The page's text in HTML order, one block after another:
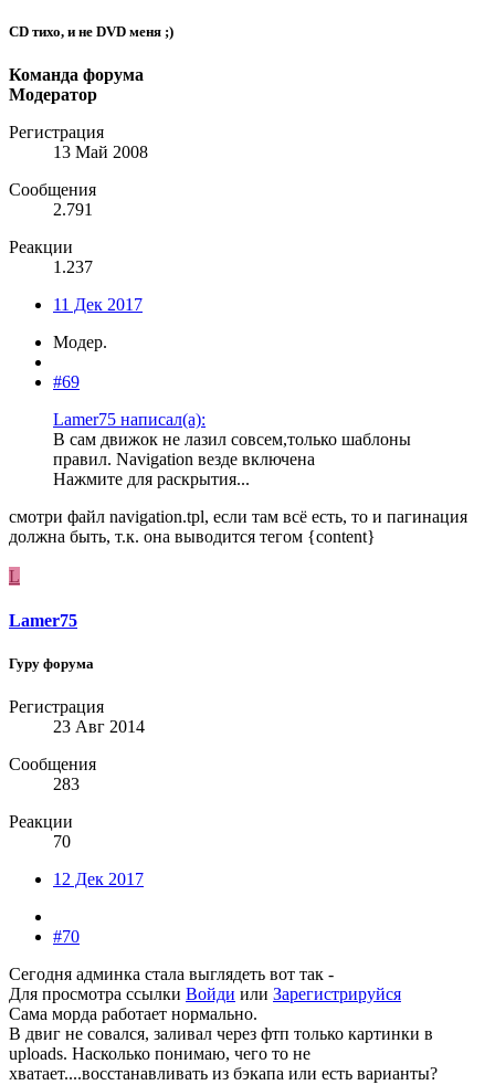
CD тихо, и не DVD меня ;)
Команда форума
Модератор
Регистрация
13 Май 2008
Сообщения
2.791
Реакции
1.237
11 Дек 2017
Модер.
#69
Lamer75 написал(а):
В сам движок не лазил совсем,только шаблоны
правил. Navigation везде включена
Нажмите для раскрытия...
смотри файл navigation.tpl, если там всё есть, то и пагинация
должна быть, т.к. она выводится тегом {content}
L
Lamer75
Гуру форума
Регистрация
23 Авг 2014
Сообщения
283
Реакции
70
12 Дек 2017
#70
Сегодня админка стала выглядеть вот так -
Для просмотра ссылки Войди или Зарегистрируйся
Сама морда работает нормально.
В двиг не совался, заливал через фтп только картинки в
uploads. Насколько понимаю, чего то не
хватает....восстанавливать из бэкапа или есть варианты?